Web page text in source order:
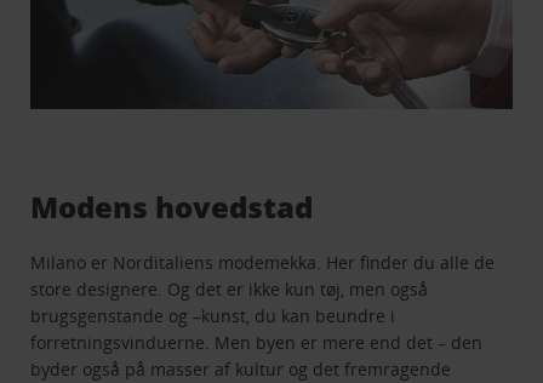
Modens hovedstad
Milano er Norditaliens modemekka. Her finder du alle de
store designere. Og det er ikke kun tøj, men også
brugsgenstande og –kunst, du kan beundre i
forretningsvinduerne. Men byen er mere end det – den
byder også på masser af kultur og det fremragende